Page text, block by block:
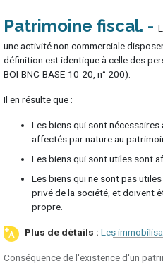
Patrimoine fiscal
une activité non commerciale
définition est identique à celle des
BOI-BNC-BASE-10-20, n° 200).
Il en résulte que :
Les biens qui sont
affectés par nature au
Les biens qui sont utiles sont
Les biens qui ne sont pas
privé de la société, et doivent
propre.
Les
Conséquence de l'existence d'un